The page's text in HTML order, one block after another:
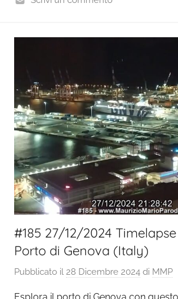
#185 27/12/2024
Porto di Genova (Italy)
Pubblicato il 28 Dicembre 2024 di MMP